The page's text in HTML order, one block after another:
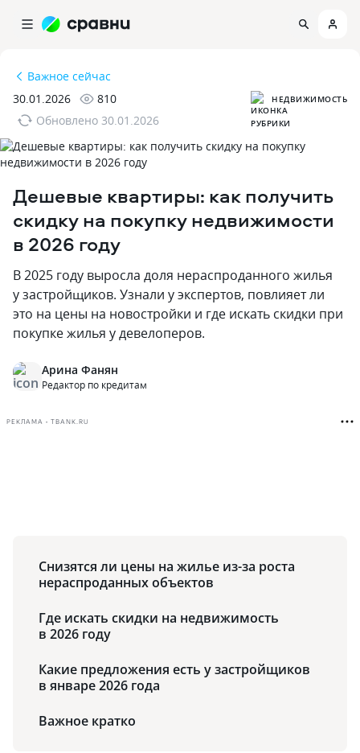
Важное сейчас
30.01.2026
810
Обновлено 30.01.2026
НЕДВИЖИМОСТЬ
Дешевые квартиры: как получить
скидку на покупку недвижимости
в 2026 году
В 2025 году выросла доля нераспроданного жилья
у застройщиков. Узнали у экспертов‚ повлияет ли
это на цены на новостройки и где искать скидки при
покупке жилья у девелоперов.
Арина Фанян
Редактор по кредитам
РЕКЛАМА • TBANK.RU
Снизятся ли цены на жилье из-за роста
нераспроданных объектов
Где искать скидки на недвижимость
в 2026 году
Какие предложения есть у застройщиков
в январе 2026 года
Важное кратко